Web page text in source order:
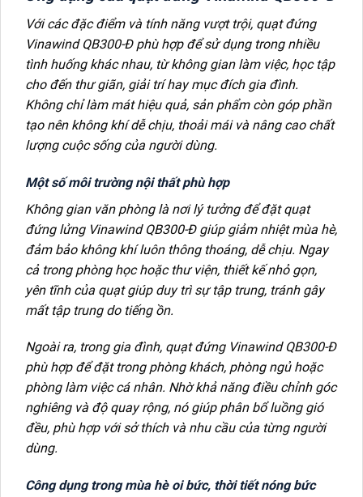
Với các đặc điểm và tính năng vượt trội, quạt đứng
Vinawind QB300-Đ phù hợp để sử dụng trong nhiều
tình huống khác nhau, từ không gian làm việc, học tập
cho đến thư giãn, giải trí hay mục đích gia đình.
Không chỉ làm mát hiệu quả, sản phẩm còn góp phần
tạo nên không khí dễ chịu, thoải mái và nâng cao chất
lượng cuộc sống của người dùng.
Một số môi trường nội thất phù hợp
Không gian văn phòng là nơi lý tưởng để đặt quạt
đứng lửng Vinawind QB300-Đ giúp giảm nhiệt mùa hè,
đảm bảo không khí luôn thông thoáng, dễ chịu. Ngay
cả trong phòng học hoặc thư viện, thiết kế nhỏ gọn,
yên tĩnh của quạt giúp duy trì sự tập trung, tránh gây
mất tập trung do tiếng ồn.
Ngoài ra, trong gia đình, quạt đứng Vinawind QB300-Đ
phù hợp để đặt trong phòng khách, phòng ngủ hoặc
phòng làm việc cá nhân. Nhờ khả năng điều chỉnh góc
nghiêng và độ quay rộng, nó giúp phân bổ luồng gió
đều, phù hợp với sở thích và nhu cầu của từng người
dùng.
Công dụng trong mùa hè oi bức, thời tiết nóng bức